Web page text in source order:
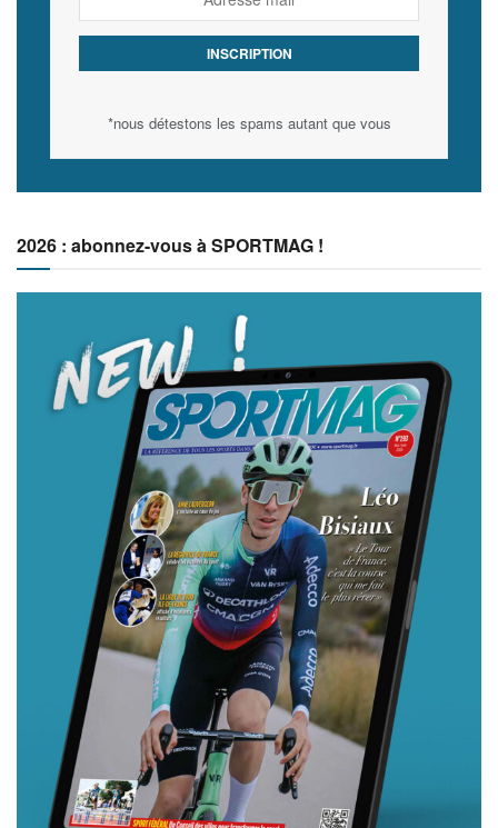
*nous détestons les spams autant que vous
2026 : abonnez-vous à SPORTMAG !